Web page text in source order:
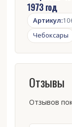
1973 год
Артикул:
Чебоксары
Отзывы
Отзывов